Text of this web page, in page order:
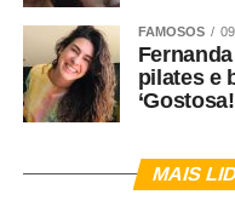
FAMOSOS
pilates e
MAIS